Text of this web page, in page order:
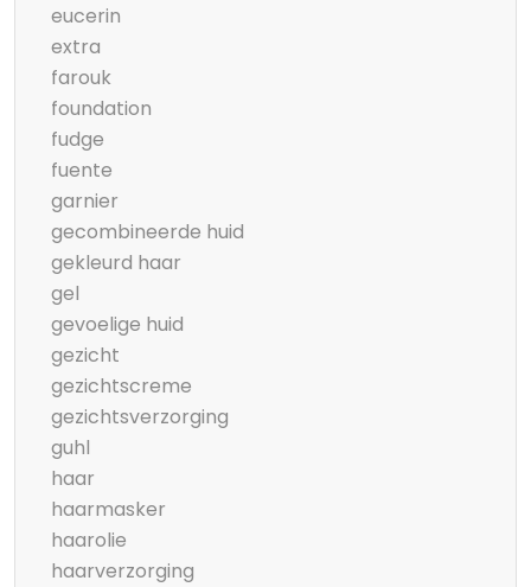
eucerin
extra
farouk
foundation
fudge
fuente
garnier
gecombineerde huid
gekleurd haar
gel
gevoelige huid
gezicht
gezichtscreme
gezichtsverzorging
guhl
haar
haarmasker
haarolie
haarverzorging